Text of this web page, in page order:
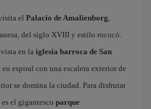
el Palacio de Amalienborg,
del siglo XVIII y estilo rococó.
en la iglesia barroca de San
en espiral con una escalera exterior de
se domina la ciudad. Para disfrutar
el gigantesco parque